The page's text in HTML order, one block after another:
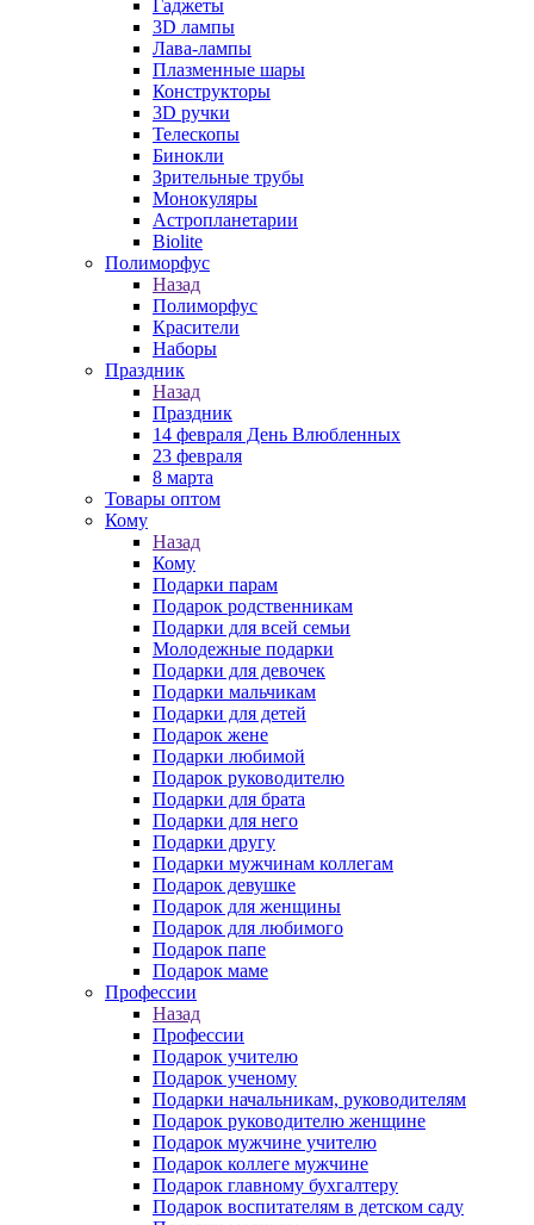
Гаджеты
3D лампы
Лава-лампы
Плазменные шары
Конструкторы
3D ручки
Телескопы
Бинокли
Зрительные трубы
Монокуляры
Астропланетарии
Biolite
Полиморфус
Назад
Полиморфус
Красители
Наборы
Праздник
Назад
Праздник
14 февраля День Влюбленных
23 февраля
8 марта
Товары оптом
Кому
Назад
Кому
Подарки парам
Подарок родственникам
Подарки для всей семьи
Молодежные подарки
Подарки для девочек
Подарки мальчикам
Подарки для детей
Подарок жене
Подарки любимой
Подарок руководителю
Подарки для брата
Подарки для него
Подарки другу
Подарки мужчинам коллегам
Подарок девушке
Подарок для женщины
Подарок для любимого
Подарок папе
Подарок маме
Профессии
Назад
Профессии
Подарок учителю
Подарок ученому
Подарки начальникам, руководителям
Подарок руководителю женщине
Подарок мужчине учителю
Подарок коллеге мужчине
Подарок главному бухгалтеру
Подарок воспитателям в детском саду